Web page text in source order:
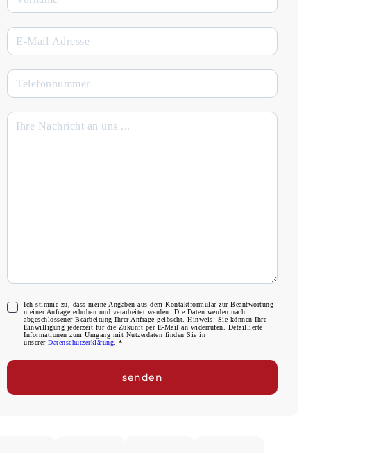
Ich stimme zu, dass meine Angaben aus dem Kontaktformular zur Beantwortung
meiner Anfrage erhoben und verarbeitet werden. Die Daten werden nach
abgeschlossener Bearbeitung Ihrer Anfrage gelöscht. Hinweis: Sie können Ihre
Einwilligung jederzeit für die Zukunft per E-Mail an widerrufen. Detaillierte
Informationen zum Umgang mit Nutzerdaten finden Sie in
unserer Datenschutzerklärung . *